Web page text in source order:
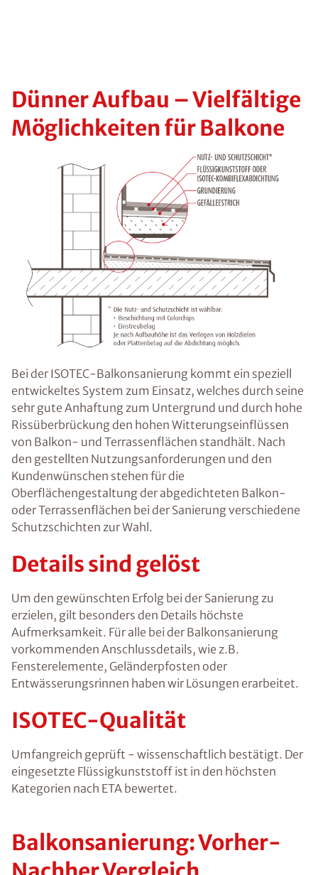
Dünner Aufbau – Vielfältige
Möglichkeiten für Balkone
Bei der ISOTEC-Balkonsanierung kommt ein speziell
entwickeltes System zum Einsatz, welches durch seine
sehr gute Anhaftung zum Untergrund und durch hohe
Rissüberbrückung den hohen Witterungseinflüssen
von Balkon- und Terrassenflächen standhält. Nach
den gestellten Nutzungsanforderungen und den
Kundenwünschen stehen für die
Oberflächengestaltung der abgedichteten Balkon-
oder Terrassenflächen bei der Sanierung verschiedene
Schutzschichten zur Wahl.
Details sind gelöst
Um den gewünschten Erfolg bei der Sanierung zu
erzielen, gilt besonders den Details höchste
Aufmerksamkeit. Für alle bei der Balkonsanierung
vorkommenden Anschlussdetails, wie z.B.
Fensterelemente, Geländerpfosten oder
Entwässerungsrinnen haben wir Lösungen erarbeitet.
ISOTEC-Qualität
Umfangreich geprüft - wissenschaftlich bestätigt. Der
eingesetzte Flüssigkunststoff ist in den höchsten
Kategorien nach ETA bewertet.
Balkonsanierung: Vorher-